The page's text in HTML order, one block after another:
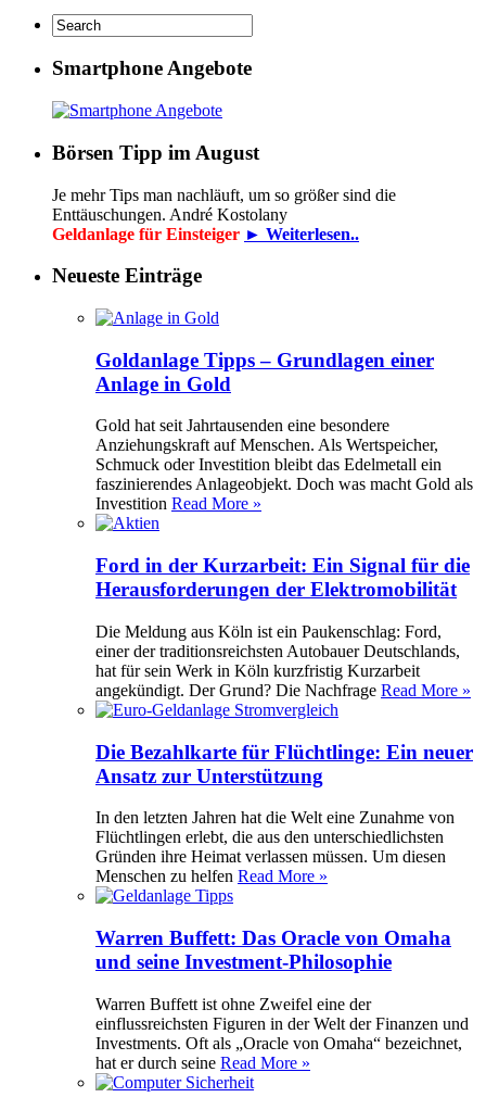
Smartphone Angebote
Börsen Tipp im August
Je mehr Tips man nachläuft, um so größer sind die
Enttäuschungen. André Kostolany
Geldanlage für Einsteiger ► Weiterlesen..
Neueste Einträge
Goldanlage Tipps – Grundlagen einer
Anlage in Gold
Gold hat seit Jahrtausenden eine besondere
Anziehungskraft auf Menschen. Als Wertspeicher,
Schmuck oder Investition bleibt das Edelmetall ein
faszinierendes Anlageobjekt. Doch was macht Gold als
Investition Read More »
Ford in der Kurzarbeit: Ein Signal für die
Herausforderungen der Elektromobilität
Die Meldung aus Köln ist ein Paukenschlag: Ford,
einer der traditionsreichsten Autobauer Deutschlands,
hat für sein Werk in Köln kurzfristig Kurzarbeit
angekündigt. Der Grund? Die Nachfrage Read More »
Die Bezahlkarte für Flüchtlinge: Ein neuer
Ansatz zur Unterstützung
In den letzten Jahren hat die Welt eine Zunahme von
Flüchtlingen erlebt, die aus den unterschiedlichsten
Gründen ihre Heimat verlassen müssen. Um diesen
Menschen zu helfen Read More »
Warren Buffett: Das Oracle von Omaha
und seine Investment-Philosophie
Warren Buffett ist ohne Zweifel eine der
einflussreichsten Figuren in der Welt der Finanzen und
Investments. Oft als „Oracle von Omaha“ bezeichnet,
hat er durch seine Read More »